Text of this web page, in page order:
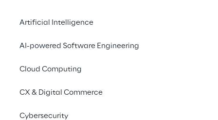
Artificial Intelligence
AI-powered Software Engineering
Cloud Computing
CX & Digital Commerce
Cybersecurity
AWS
La piattaforma IoT per Grohe